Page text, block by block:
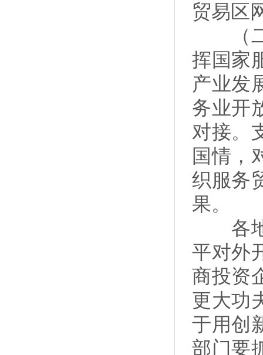
贸易区
（二
挥国家
产业发
务业开
对接。
国情，
织服务
果。
各地
平对外
商投资
更大功
于用创
部门要